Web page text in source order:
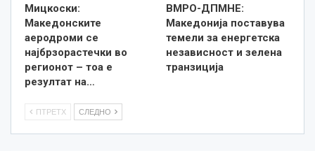
Мицкоски:
Македонските
аеродроми се
најбрзорастечки во
регионот – тоа е
резултат на…
ВМРО-ДПМНЕ:
Македонија поставува
темели за енергетска
независност и зелена
транзиција
ПТРЕТХ СЛЕДНО